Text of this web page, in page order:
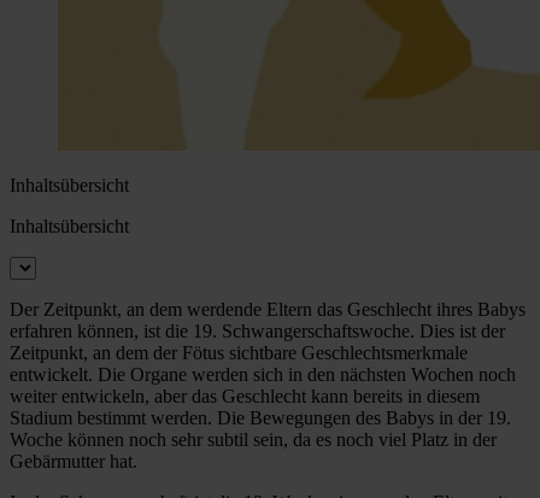
Inhaltsübersicht
Inhaltsübersicht
Der Zeitpunkt, an dem werdende Eltern das Geschlecht ihres Babys
erfahren können, ist die 19. Schwangerschaftswoche. Dies ist der
Zeitpunkt, an dem der Fötus sichtbare Geschlechtsmerkmale
entwickelt. Die Organe werden sich in den nächsten Wochen noch
weiter entwickeln, aber das Geschlecht kann bereits in diesem
Stadium bestimmt werden. Die Bewegungen des Babys in der 19.
Woche können noch sehr subtil sein, da es noch viel Platz in der
Gebärmutter hat.